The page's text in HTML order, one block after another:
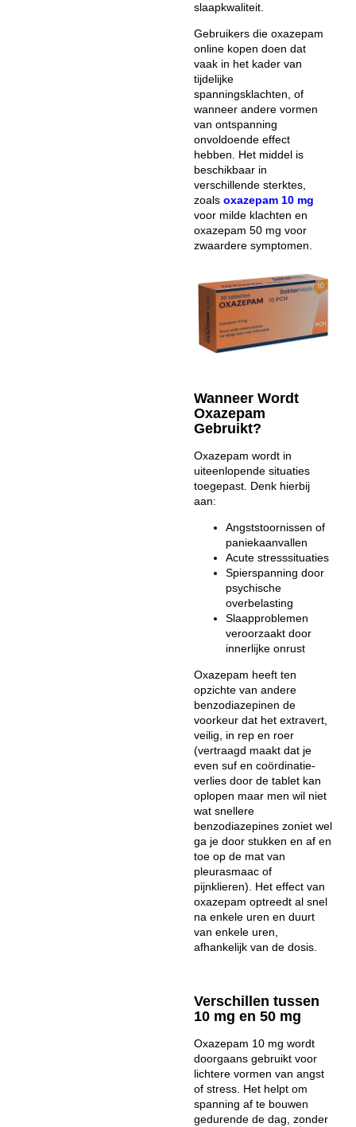
slaapkwaliteit.
Gebruikers die oxazepam
online kopen doen dat
vaak in het kader van
tijdelijke
spanningsklachten, of
wanneer andere vormen
van ontspanning
onvoldoende effect
hebben. Het middel is
beschikbaar in
verschillende sterktes,
zoals oxazepam 10 mg
voor milde klachten en
oxazepam 50 mg voor
zwaardere symptomen.
Wanneer Wordt
Oxazepam
Gebruikt?
Oxazepam wordt in
uiteenlopende situaties
toegepast. Denk hierbij
aan:
Angststoornissen of
paniekaanvallen
Acute stresssituaties
Spierspanning door
psychische
overbelasting
Slaapproblemen
veroorzaakt door
innerlijke onrust
Oxazepam heeft ten
opzichte van andere
benzodiazepinen de
voorkeur dat het extravert,
veilig, in rep en roer
(vertraagd maakt dat je
even suf en coördinatie-
verlies door de tablet kan
oplopen maar men wil niet
wat snellere
benzodiazepines zoniet wel
ga je door stukken en af en
toe op de mat van
pleurasmaac of
pijnklieren). Het effect van
oxazepam optreedt al snel
na enkele uren en duurt
van enkele uren,
afhankelijk van de dosis.
Verschillen tussen
10 mg en 50 mg
Oxazepam 10 mg wordt
doorgaans gebruikt voor
lichtere vormen van angst
of stress. Het helpt om
spanning af te bouwen
gedurende de dag, zonder